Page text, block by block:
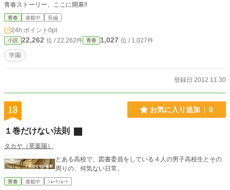
青春ストーリー、ここに開幕!!
青春 連載中 長編
24h.ポイント 0pt
小説 22,262 位 / 22,262件 青春 1,027 位 / 1,027件
学園
登録日 2012.11.30
13 お気に入り追加 0
１巻だけない法則
タカヤ（草葉陽）
とある高校で、図書委員をしている４人の男子高校生とその
周りの、何気ない日常。
青春 連載中 ｼｮｰﾄｼｮｰﾄ